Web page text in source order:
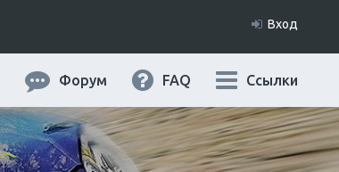
Вход
Ссылки
FAQ
Форум